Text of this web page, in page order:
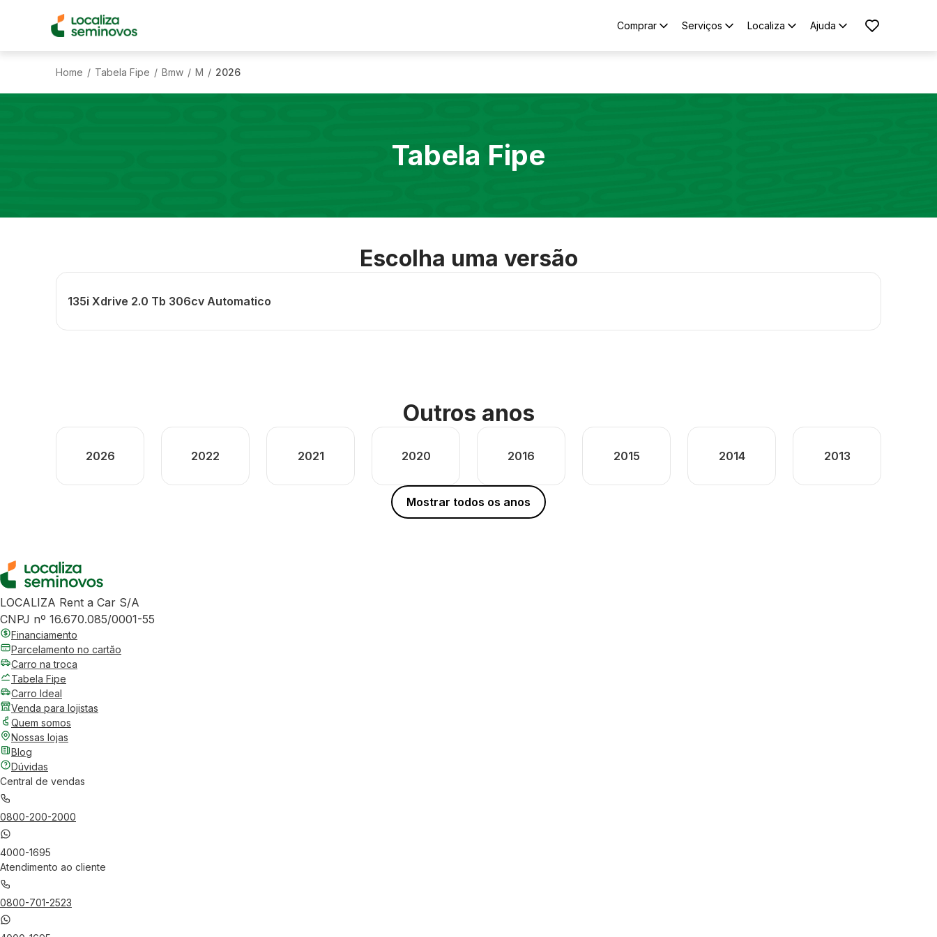
Comprar Serviços Localiza Ajuda
Home / Tabela Fipe / Bmw / M / 2026
Tabela Fipe
Escolha uma versão
135i Xdrive 2.0 Tb 306cv Automatico
Outros anos
2026 2022 2021 2020 2016 2015 2014 2013
Mostrar todos os anos
LOCALIZA Rent a Car S/A
CNPJ nº 16.670.085/0001-55
Financiamento
Parcelamento no cartão
Carro na troca
Tabela Fipe
Carro Ideal
Venda para lojistas
Quem somos
Nossas lojas
Blog
Dúvidas
Central de vendas
0800-200-2000
4000-1695
Atendimento ao cliente
0800-701-2523